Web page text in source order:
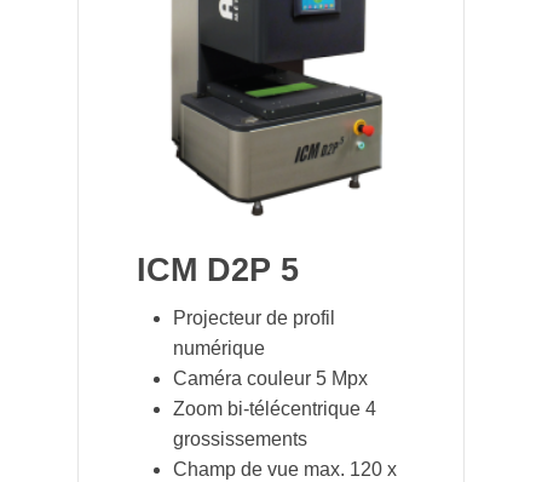
ICM D2P 5
Projecteur de profil
numérique
Caméra couleur 5 Mpx
Zoom bi-télécentrique 4
grossissements
Champ de vue max. 120 x